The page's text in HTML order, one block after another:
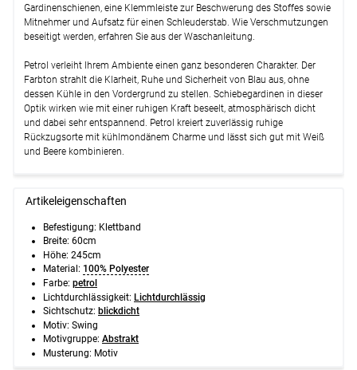
Gardinenschienen, eine Klemmleiste zur Beschwerung des Stoffes sowie
Mitnehmer und Aufsatz für einen Schleuderstab. Wie Verschmutzungen
beseitigt werden, erfahren Sie aus der Waschanleitung.
Petrol verleiht Ihrem Ambiente einen ganz besonderen Charakter. Der
Farbton strahlt die Klarheit, Ruhe und Sicherheit von Blau aus, ohne
dessen Kühle in den Vordergrund zu stellen. Schiebegardinen in dieser
Optik wirken wie mit einer ruhigen Kraft beseelt, atmosphärisch dicht
und dabei sehr entspannend. Petrol kreiert zuverlässig ruhige
Rückzugsorte mit kühlmondänem Charme und lässt sich gut mit Weiß
und Beere kombinieren.
Artikeleigenschaften
Befestigung: Klettband
Breite: 60cm
Höhe: 245cm
Material: 100% Polyester
Farbe: petrol
Lichtdurchlässigkeit: Lichtdurchlässig
Sichtschutz: blickdicht
Motiv: Swing
Motivgruppe: Abstrakt
Musterung: Motiv